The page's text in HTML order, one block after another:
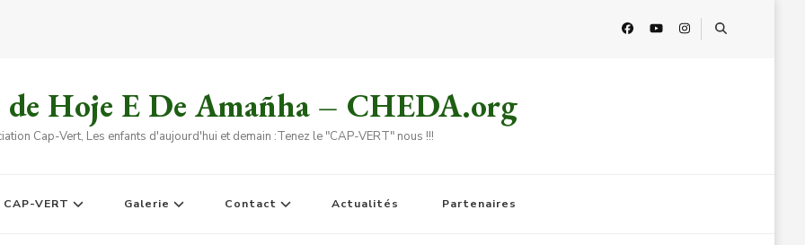
de Hoje E De Amañha – CHEDA.org
Cap-Vert, Les enfants d'aujourd'hui et demain :Tenez le "CAP-VERT" nous !!!
CAP-VERT Galerie Contact Actualités Partenaires